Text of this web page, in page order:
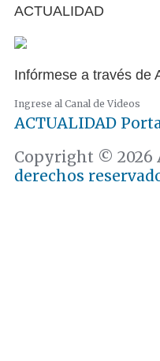
ACTUALIDAD
Infórmese a través de
Ingrese al Canal de Videos
ACTUALIDAD
Copyright © 2026
derechos